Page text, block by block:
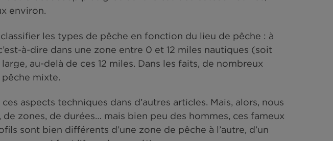
pêche, les marées durent plus de 20 jours et ne sont effectuées
dont la jauge est supérieure à 150 tonneaux (soit environ 450
peuvent être beaucoup plus gros dans le cas des bateaux-
environ.
c’est-à-dire dans une zone entre 0 et 12 miles nautiques
ou au large, au-delà de ces 12 miles. Dans les faits, de nombreux
la pêche mixte.